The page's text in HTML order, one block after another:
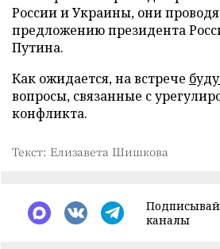
России и Украины, они
предложению президента
Путина.
Как ожидается, на встрече
вопросы, связанные с
конфликта.
Текст: Елизавета Шишкова
каналы